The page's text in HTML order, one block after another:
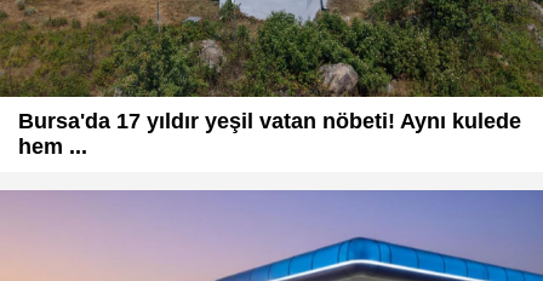
Bursa'da 17 yıldır yeşil vatan nöbeti! Aynı kulede
hem ...